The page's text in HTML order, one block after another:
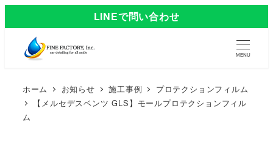
LINEで問い合わせ
MENU
ホーム お知らせ 施工事例
プロテクションフィルム
【メルセデスベンツ GLS】モールプロテクションフィル
ム